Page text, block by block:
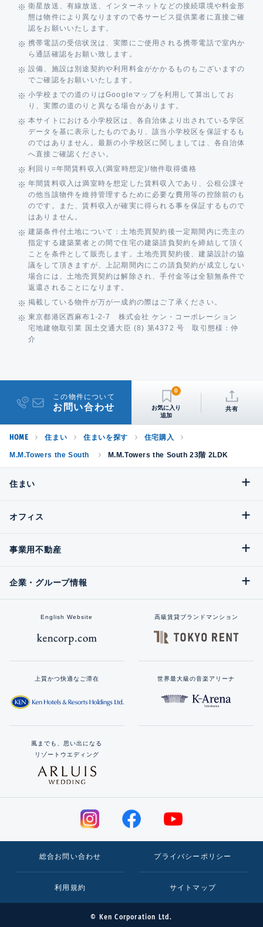
衛星放送、有線放送、インターネットなどの接続環境や料金形
態は物件により異なりますので各サービス提供業者に直接ご確
認をお願いいたします。
携帯電話の受信状況は、実際にご使用される携帯電話で室内か
ら通話確認をお願い致します。
設備、施設は別途契約や利用料金がかかるものもございますの
でご確認をお願いいたします。
小学校までの道のりはGoogleマップを利用して算出してお
り、実際の道のりと異なる場合があります。
本サイトにおける小学校区は、各自治体より出されている学区
データを基に表示したものであり、該当小学校区を保証するも
のではありません。最新の小学校区に関しましては、各自治体
へ直接ご確認ください。
利回り=年間賃料収入(満室時想定)/物件取得価格
年間賃料収入は満室時を想定した賃料収入であり、公租公課そ
の他当該物件を維持管理するために必要な費用等の控除前のも
のです。また、賃料収入が確実に得られる事を保証するもので
はありません。
建築条件付土地について：土地売買契約後一定期間内に売主の
指定する建築業者との間で住宅の建築請負契約を締結して頂く
ことを条件として販売します。土地売買契約後、建築設計の協
議をして頂きますが、上記期間内にこの請負契約が成立しない
場合には、土地売買契約は解除され、手付金等は全額無条件で
返還されることになります。
掲載している物件が万が一成約の際はご了承ください。
東京都港区西麻布1-2-7 株式会社 ケン・コーポレーション
宅地建物取引業 国土交通大臣 (8) 第4372 号 取引態様：仲
介
この物件について
お問い合わせ
0
共有
HOME 住まい 住まいを探す 住宅購入
M.M.Towers the South M.M.Towers the South 23階 2LDK
住まい
オフィス
事業用不動産
企業・グループ情報
English Website 高級賃貸ブランドマンション
上質かつ快適なご滞在 世界最大級の音楽アリーナ
風までも、思い出になる
リゾートウエディング
総合お問い合わせ プライバシーポリシー
利用規約 サイトマップ
© Ken Corporation Ltd.